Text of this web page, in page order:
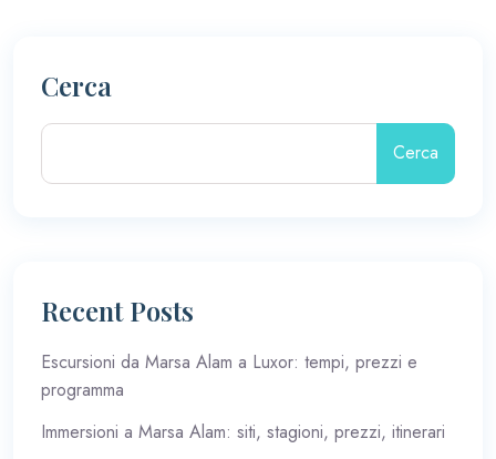
Cerca
Cerca
Recent Posts
Escursioni da Marsa Alam a Luxor: tempi, prezzi e
programma
Immersioni a Marsa Alam: siti, stagioni, prezzi, itinerari